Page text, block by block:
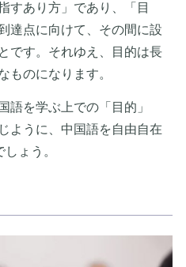
すあり方」であり、「目
達点に向けて、その間に設
です。それゆえ、目的は長
ものになります。
語を学ぶ上での「目的」
ように、中国語を自由自在
ょう。